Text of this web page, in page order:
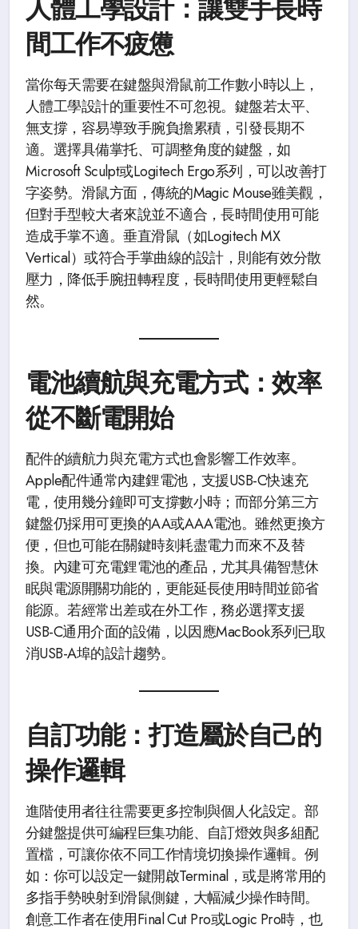
人體工學設計：讓雙手長時
間工作不疲憊
當你每天需要在鍵盤與滑鼠前工作數小時以上，
人體工學設計的重要性不可忽視。鍵盤若太平、
無支撐，容易導致手腕負擔累積，引發長期不
適。選擇具備掌托、可調整角度的鍵盤，如
Microsoft Sculpt或Logitech Ergo系列，可以改善打
字姿勢。滑鼠方面，傳統的Magic Mouse雖美觀，
但對手型較大者來說並不適合，長時間使用可能
造成手掌不適。垂直滑鼠（如Logitech MX
Vertical）或符合手掌曲線的設計，則能有效分散
壓力，降低手腕扭轉程度，長時間使用更輕鬆自
然。
電池續航與充電方式：效率
從不斷電開始
配件的續航力與充電方式也會影響工作效率。
Apple配件通常內建鋰電池，支援USB-C快速充
電，使用幾分鐘即可支撐數小時；而部分第三方
鍵盤仍採用可更換的AA或AAA電池。雖然更換方
便，但也可能在關鍵時刻耗盡電力而來不及替
換。內建可充電鋰電池的產品，尤其具備智慧休
眠與電源開關功能的，更能延長使用時間並節省
能源。若經常出差或在外工作，務必選擇支援
USB-C通用介面的設備，以因應MacBook系列已取
消USB-A埠的設計趨勢。
自訂功能：打造屬於自己的
操作邏輯
進階使用者往往需要更多控制與個人化設定。部
分鍵盤提供可編程巨集功能、自訂燈效與多組配
置檔，可讓你依不同工作情境切換操作邏輯。例
如：你可以設定一鍵開啟Terminal，或是將常用的
多指手勢映射到滑鼠側鍵，大幅減少操作時間。
創意工作者在使用Final Cut Pro或Logic Pro時，也